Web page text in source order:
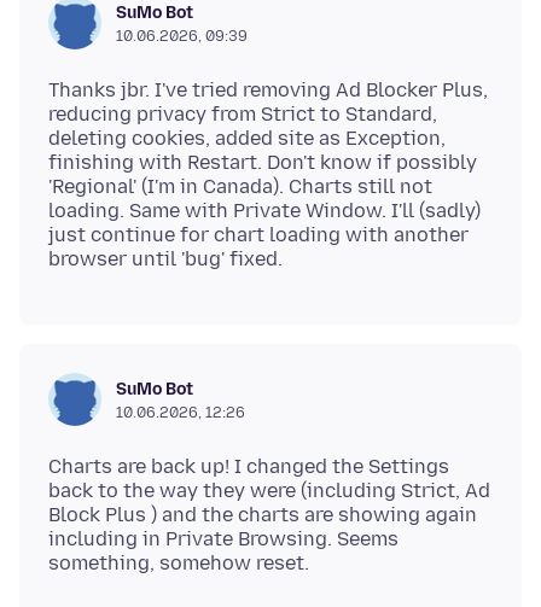
SuMo Bot
10.06.2026, 09:39
Thanks jbr. I've tried removing Ad Blocker Plus,
reducing privacy from Strict to Standard,
deleting cookies, added site as Exception,
finishing with Restart. Don't know if possibly
'Regional' (I'm in Canada). Charts still not
loading. Same with Private Window. I'll (sadly)
just continue for chart loading with another
SuMo Bot
10.06.2026, 12:26
Charts are back up! I changed the Settings
back to the way they were (including Strict, Ad
Block Plus ) and the charts are showing again
including in Private Browsing. Seems